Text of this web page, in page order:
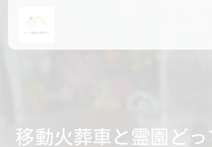
移動火葬車と霊園どっ